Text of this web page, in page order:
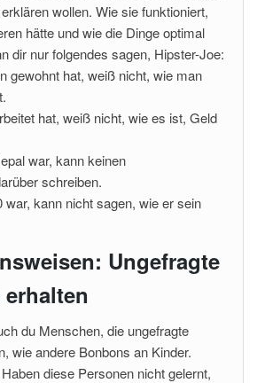
wollen. Wie sie funktioniert,
hätte und wie die Dinge optimal
dir nur folgendes sagen, Hipster-Joe:
gewohnt hat, weiß nicht, wie man
hat, weiß nicht, wie es ist, Geld
war, kann keinen
schreiben.
war, kann nicht sagen, wie er sein
Ungefragte
du Menschen, die ungefragte
wie andere Bonbons an Kinder.
diese Personen nicht gelernt,